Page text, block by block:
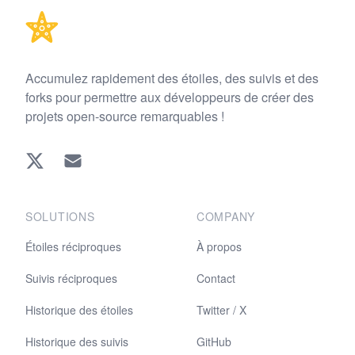
Accumulez rapidement des étoiles, des suivis et des
forks pour permettre aux développeurs de créer des
projets open-source remarquables !
Twitter EMAIL
SOLUTIONS
Étoiles réciproques
Suivis réciproques
Historique des étoiles
Historique des suivis
COMPANY
À propos
Contact
Twitter / X
GitHub